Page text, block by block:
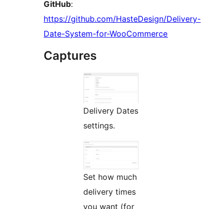
GitHub:
https://github.com/HasteDesign/Delivery-
Date-System-for-WooCommerce
Captures
Delivery Dates
settings.
Set how much
delivery times
you want (for